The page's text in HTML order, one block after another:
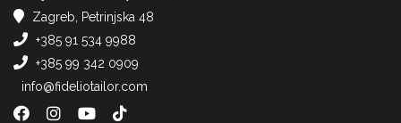
Zagreb, Petrinjska 48
+385 91 534 9988
+385 99 342 0909
info@fideliotailor.com